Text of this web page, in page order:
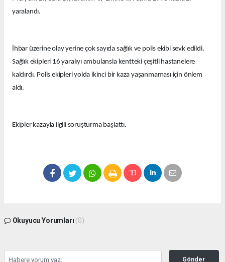
yaralandı.
İhbar üzerine olay yerine çok sayıda sağlık ve polis ekibi sevk edildi.
Sağlık ekipleri 16 yaralıyı ambulansla kentteki çeşitli hastanelere
kaldırdı. Polis ekipleri yolda ikinci bir kaza yaşanmaması için önlem
aldı.
Ekipler kazayla ilgili soruşturma başlattı.
Okuyucu Yorumları (0)
Gönder